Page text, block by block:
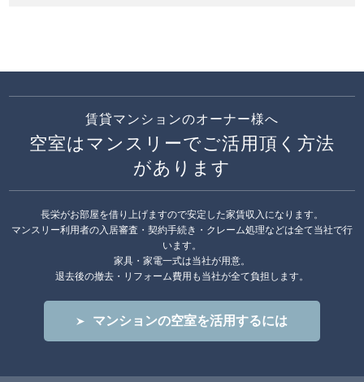
賃貸マンションのオーナー様へ
空室はマンスリーでご活用頂く方法
があります
長栄がお部屋を借り上げますので安定した家賃収入になります。
マンスリー利用者の入居審査・契約手続き・クレーム処理などは全て当社で行
います。
家具・家電一式は当社が用意。
退去後の撤去・リフォーム費用も当社が全て負担します。
マンションの空室を活用するには